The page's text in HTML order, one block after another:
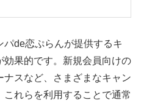
de恋ぷらんが提供するキ
効果的です。新規会員向けの
スなど、さまざまなキャン
れらを利用することで通常